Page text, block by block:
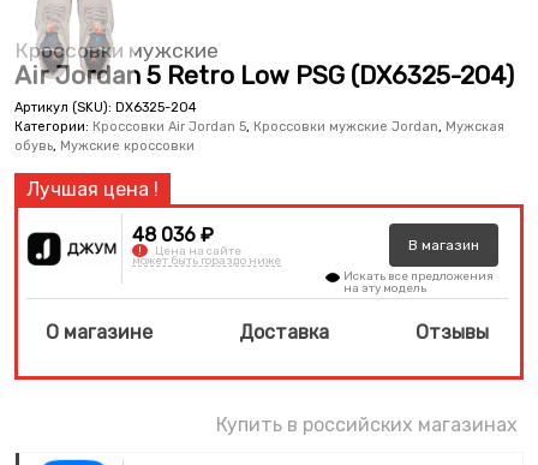
Кроссовки мужские
Air Jordan 5 Retro Low PSG (DX6325-204)
Артикул (SKU): DX6325-204
Категории: Кроссовки Air Jordan 5, Кроссовки мужские Jordan, Мужская
обувь, Мужские кроссовки
48 036 ₽
! Цена на сайте
может быть гораздо ниже
В магазин
Искать все предложения
на эту модель
О магазине Доставка Отзывы
Купить в российских магазинах